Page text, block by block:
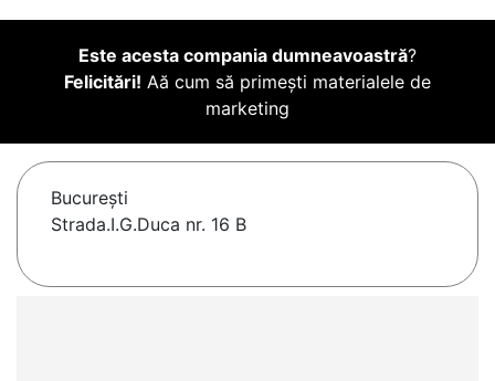
Este acesta compania dumneavoastră?
Felicitări! Aă cum să primești materialele de
marketing
Bucureşti
Strada.I.G.Duca nr. 16 B